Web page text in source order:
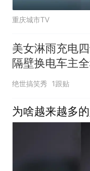
重庆城市TV
美女淋雨充电四
隔壁换电车主
内，三分钟完
绝世搞笑秀 1跟贴
为啥越来越多